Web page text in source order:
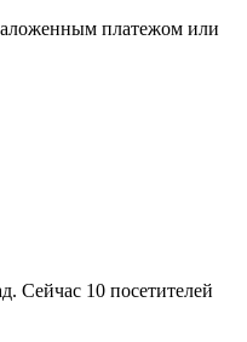
платежом или
. Сейчас 10 посетителей